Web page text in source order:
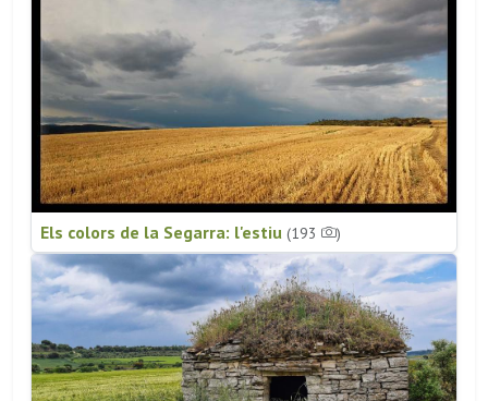
Els colors de la Segarra: l'estiu (193 )